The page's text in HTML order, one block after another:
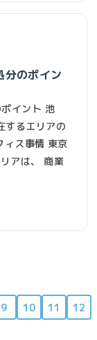
分のポイン
イント 池
るエリアの
ィス事情 東京
アは、 商業
9 10 11
12